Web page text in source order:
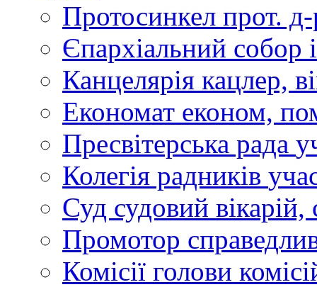
Протосинкел прот.
Єпархіальний собор
Канцелярія кацлер,
Економат економ,
Пресвітерська рада
Колегія радників
Суд судовий вікарій,
Промотор
Комісії голови